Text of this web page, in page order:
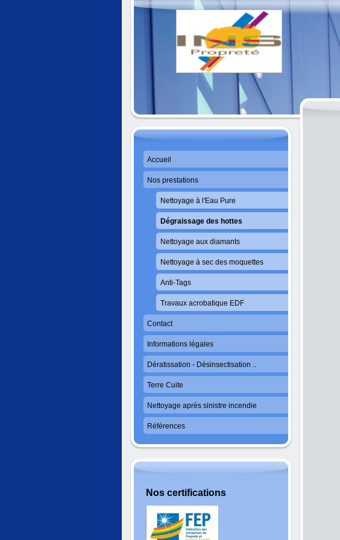
Accueil
Nos prestations
Nettoyage à l'Eau Pure
Dégraissage des hottes
Nettoyage aux diamants
Nettoyage à sec des moquettes
Anti-Tags
Travaux acrobatique EDF
Contact
Informations légales
Dératissation - Désinsectisation ..
Terre Cuite
Nettoyage après sinistre incendie
Références
Nos certifications